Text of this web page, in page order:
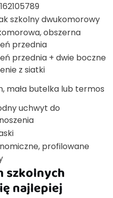
szkolny dwukomorowy
obszerna
przednia
przednia + dwie boczne
z siatki
mała butelka lub termos
uchwyt do
profilowane
szkolnych
najlepiej